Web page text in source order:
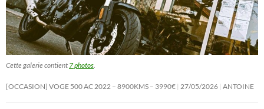
Cette galerie contient 7 photos.
[OCCASION] VOGE 500 AC 2022 – 8900KMS – 3990€ 27/05/2026 ANTOINE